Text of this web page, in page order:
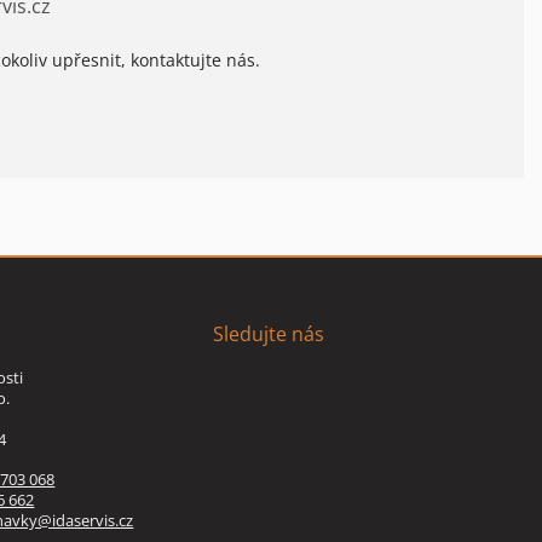
upřesnit, kontaktujte nás.
068
662
Sledujte nás